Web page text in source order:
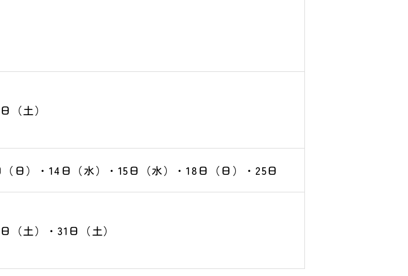
（土）
日）・14日（水）・15日（水）・18日（日）・25日
（土）・31日（土）